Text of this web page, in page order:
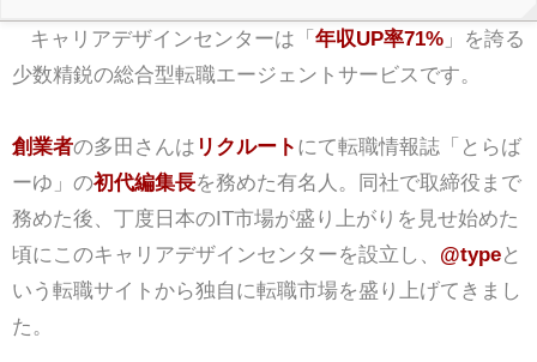
キャリアデザインセンターは「 年収UP率71%」を誇る
少数精鋭の総合型転職エージェントサービスです。
創業者の多田さんは リクルート にて転職情報誌「とらば
ーゆ」の初代編集長を務めた有名人。同社で取締役まで
務めた後、丁度日本のIT市場が盛り上がりを見せ始めた
頃にこのキャリアデザインセンターを設立し、 @typeと
いう転職サイトから独自に転職市場を盛り上げてきまし
た。